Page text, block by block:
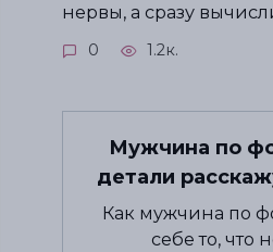
нервы, а сразу
0 1.2к.
Мужчина по
детали
Как мужчина по
себе то, что